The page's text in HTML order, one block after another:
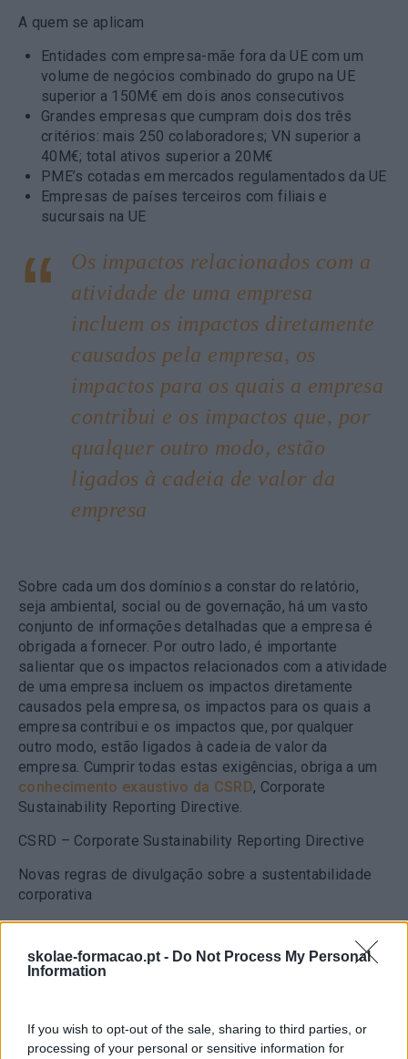
skolae-formacao.pt - Do Not Process My Personal
Information
If you wish to opt-out of the sale, sharing to third parties, or
processing of your personal or sensitive information for
A quem se aplicam
Entidades com empresa-mãe fora da UE com um
volume de negócios combinado do grupo na UE
superior a 150M€ em dois anos consecutivos
Grandes empresas que cumpram dois dos três
critérios: mais 250 colaboradores; VN superior a
40M€; total ativos superior a 20M€
PME’s cotadas em mercados regulamentados da UE
Empresas de países terceiros com filiais e
sucursais na UE
Os impactos relacionados com a
atividade de uma empresa
incluem os impactos diretamente
causados pela empresa, os
impactos para os quais a empresa
contribui e os impactos que, por
qualquer outro modo, estão
ligados à cadeia de valor da
empresa
Sobre cada um dos domínios a constar do relatório,
seja ambiental, social ou de governação, há um vasto
conjunto de informações detalhadas que a empresa é
obrigada a fornecer. Por outro lado, é importante
salientar que os impactos relacionados com a atividade
de uma empresa incluem os impactos diretamente
causados pela empresa, os impactos para os quais a
empresa contribui e os impactos que, por qualquer
outro modo, estão ligados à cadeia de valor da
empresa. Cumprir todas estas exigências, obriga a um
conhecimento exaustivo da CSRD, Corporate
Sustainability Reporting Directive.
CSRD – Corporate Sustainability Reporting Directive
Novas regras de divulgação sobre a sustentabilidade
corporativa
Saiba mais